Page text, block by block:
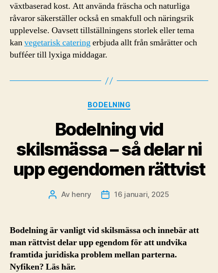
växtbaserad kost. Att använda fräscha och naturliga
råvaror säkerställer också en smakfull och näringsrik
upplevelse. Oavsett tillställningens storlek eller tema
kanvegetarisk cateringerbjuda allt från smårätter och
bufféer till lyxiga middagar.
Kategorier
BODELNING
Bodelning vid
skilsmässa – så delar ni
upp egendomen rättvist
Inläggsförfattare
Av henry Inläggsdatum
16 januari, 2025
Bodelning är vanligt vid skilsmässa och innebär att
man rättvist delar upp egendom för att undvika
framtida juridiska problem mellan parterna.
Nyfiken? Läs här.